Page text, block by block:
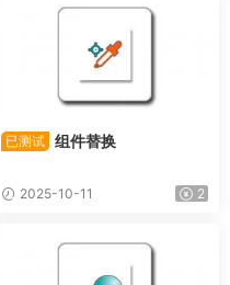
已测试 组件替换
2025-10-11 2